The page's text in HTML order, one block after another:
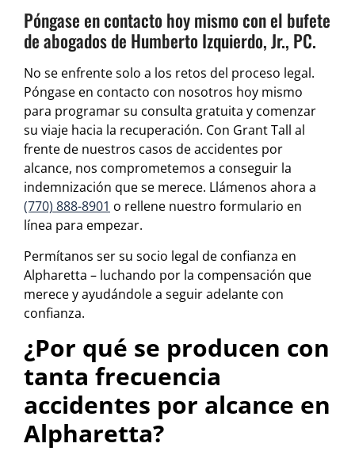
Póngase en contacto hoy mismo con el bufete
de abogados de Humberto Izquierdo, Jr., PC.
No se enfrente solo a los retos del proceso legal.
Póngase en contacto con nosotros hoy mismo
para programar su consulta gratuita y comenzar
su viaje hacia la recuperación. Con Grant Tall al
frente de nuestros casos de accidentes por
alcance, nos comprometemos a conseguir la
indemnización que se merece. Llámenos ahora a
(770) 888-8901 o rellene nuestro formulario en
línea para empezar.
Permítanos ser su socio legal de confianza en
Alpharetta – luchando por la compensación que
merece y ayudándole a seguir adelante con
confianza.
¿Por qué se producen con
tanta frecuencia
accidentes por alcance en
Alpharetta?